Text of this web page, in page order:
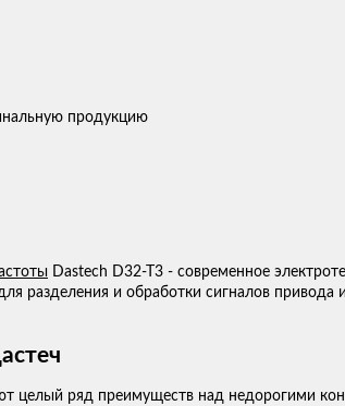
продукцию
Dastech D32-T3 - современное
разделения и обработки сигналов
целый ряд преимуществ над недорогими